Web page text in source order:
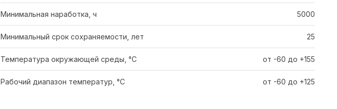
Минимальная наработка, ч 5000
Минимальный срок сохраняемости, лет 25
Температура окружающей среды, °C от -60 до +155
Рабочий диапазон температур, °C от -60 до +125